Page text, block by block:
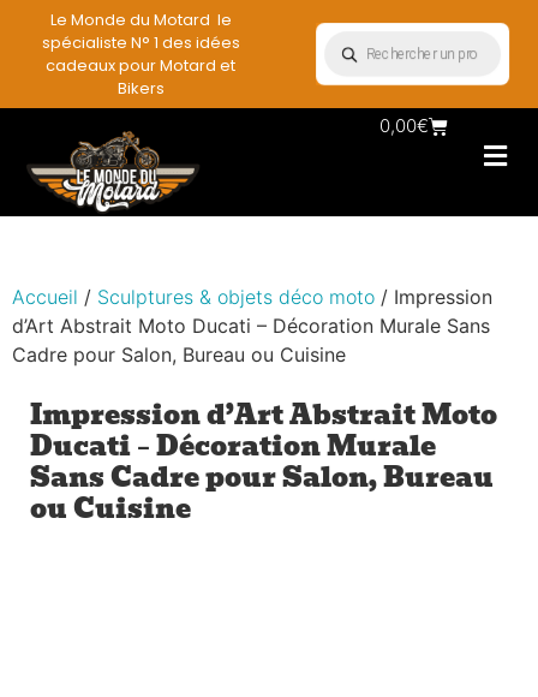
Le Monde du Motard le
spécialiste N° 1 des idées
cadeaux pour Motard et
Bikers
0,00€
Accueil / Sculptures & objets déco moto / Impression
d’Art Abstrait Moto Ducati – Décoration Murale Sans
Cadre pour Salon, Bureau ou Cuisine
Impression d’Art Abstrait Moto
Ducati – Décoration Murale
Sans Cadre pour Salon, Bureau
ou Cuisine